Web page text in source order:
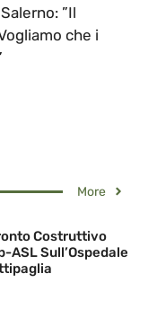
”Il
che i
More
Costruttivo
ASL Sull’Ospedale